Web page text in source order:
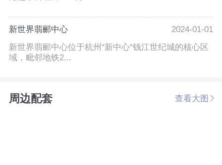
新世界翡郦中心
2024-01-01
新世界翡郦中心位于杭州“新中心“钱江世纪城的核心区
域，毗邻地铁2...
周边配套 查看大图